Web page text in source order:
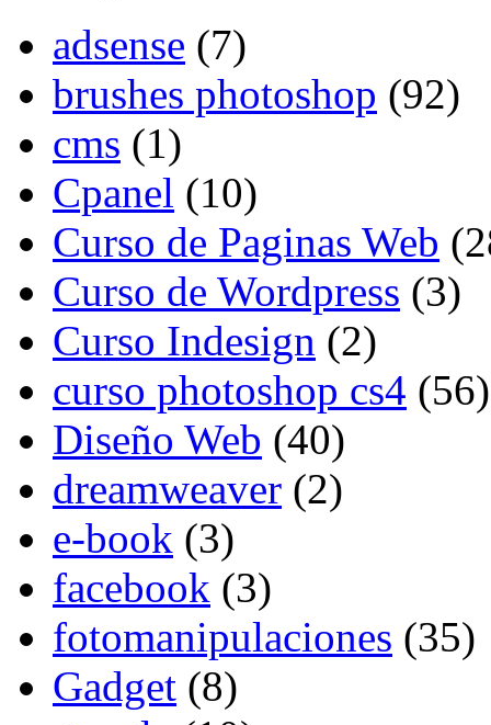
adsense (7)
brushes photoshop (92)
cms (1)
Cpanel (10)
Curso de Paginas Web
Curso de Wordpress (3)
Curso Indesign (2)
curso photoshop cs4 (56)
Diseño Web (40)
dreamweaver (2)
e-book (3)
facebook (3)
fotomanipulaciones (35)
Gadget (8)